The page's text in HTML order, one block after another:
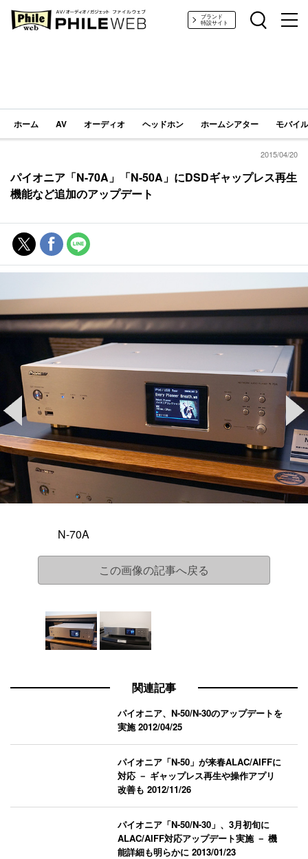
PHILE WEB｜AV/オーディオ/ガジェットブランド
特設サイト
ホーム AV オーディオ ヘッドホン ホームシアター モバイ
2015/04/20
パイオニア「N-70A」「N-50A」にDSDギャップレス再生
機能など追加のアップデート
N-70A
この画像の記事へ戻る
関連記事
パイオニア、N-50/N-30のアップデートを
実施2012/04/25
パイオニア「N-50」が来春ALAC/AIFFに
対応 － ギャップレス再生や操作アプリ
改善も2012/11/26
パイオニア「N-50/N-30」、3月初旬に
ALAC/AIFF対応アップデート実施 － 機
能詳細も明らかに2013/01/23